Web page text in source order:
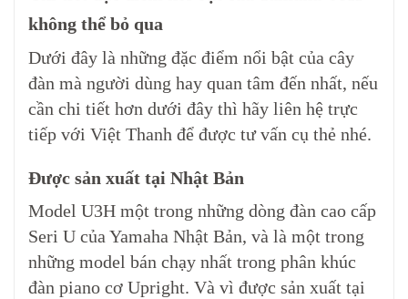
không thể bỏ qua
Dưới đây là những đặc điểm nổi bật của cây
đàn mà người dùng hay quan tâm đến nhất, nếu
cần chi tiết hơn dưới đây thì hãy liên hệ trực
tiếp với Việt Thanh để được tư vấn cụ thẻ nhé.
Được sản xuất tại Nhật Bản
Model U3H một trong những dòng đàn cao cấp
Seri U của Yamaha Nhật Bản, và là một trong
những model bán chạy nhất trong phân khúc
đàn piano cơ Upright. Và vì được sản xuất tại